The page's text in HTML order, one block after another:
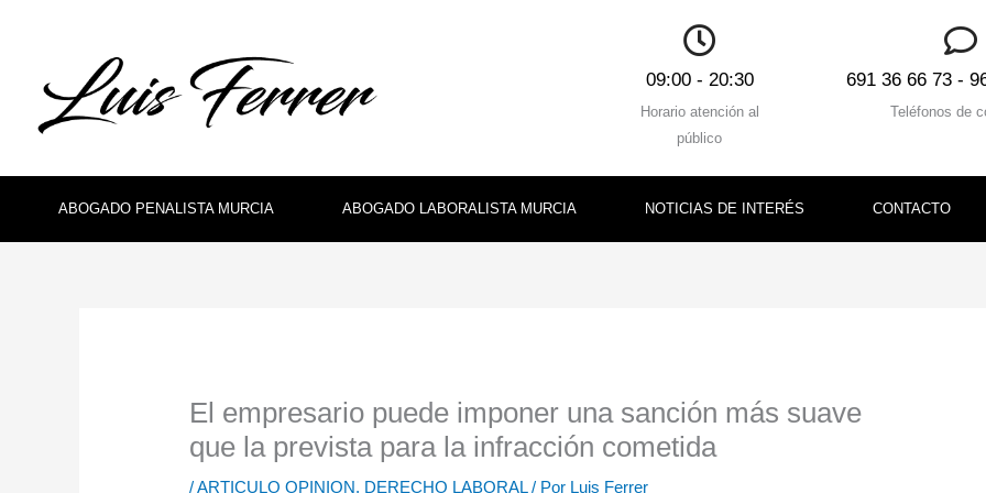
09:00 - 20:30
Horario atención al
público
691 36 66 73 -
Teléfonos de
ABOGADO PENALISTA MURCIA ABOGADO LABORALISTA MURCIA NOTICIAS DE INTERÉS CONTACTO
El empresario puede imponer una sanción más suave
que la prevista para la infracción cometida
/ARTICULO OPINION, DERECHO LABORAL/ Por Luis Ferrer